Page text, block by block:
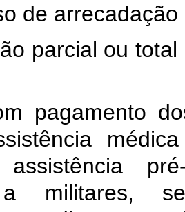
de
parcial ou
pagamento
assistência
a militares,